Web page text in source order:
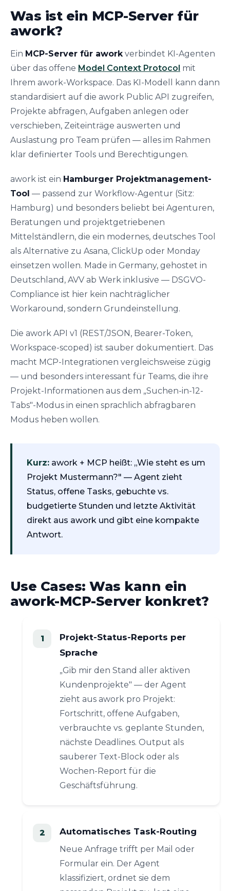
Was ist ein MCP-Server für
awork?
Ein MCP-Server für aworkverbindet KI-Agenten
über das offene Model Context Protocol mit
Ihrem awork-Workspace. Das KI-Modell kann dann
standardisiert auf die awork Public API zugreifen,
Projekte abfragen, Aufgaben anlegen oder
verschieben, Zeiteinträge auswerten und
Auslastung pro Team prüfen — alles im Rahmen
klar definierter Tools und Berechtigungen.
awork ist ein Hamburger Projektmanagement-
Tool — passend zur Workflow-Agentur (Sitz:
Hamburg) und besonders beliebt bei Agenturen,
Beratungen und projektgetriebenen
Mittelständlern, die ein modernes, deutsches Tool
als Alternative zu Asana, ClickUp oder Monday
einsetzen wollen. Made in Germany, gehostet in
Deutschland, AVV ab Werk inklusive — DSGVO-
Compliance ist hier kein nachträglicher
Workaround, sondern Grundeinstellung.
Die awork API v1 (REST/JSON, Bearer-Token,
Workspace-scoped) ist sauber dokumentiert. Das
macht MCP-Integrationen vergleichsweise zügig
— und besonders interessant für Teams, die ihre
Projekt-Informationen aus dem „Suchen-in-12-
Tabs"-Modus in einen sprachlich abfragbaren
Modus heben wollen.
Kurz: awork + MCP heißt: „Wie steht es um
Projekt Mustermann?" — Agent zieht
Status, offene Tasks, gebuchte vs.
budgetierte Stunden und letzte Aktivität
direkt aus awork und gibt eine kompakte
Antwort.
Use Cases: Was kann ein
awork-MCP-Server konkret?
Projekt-Status-Reports per
Sprache
„Gib mir den Stand aller aktiven
Kundenprojekte" — der Agent
zieht aus awork pro Projekt:
Fortschritt, offene Aufgaben,
verbrauchte vs. geplante Stunden,
nächste Deadlines. Output als
sauberer Text-Block oder als
Wochen-Report für die
Geschäftsführung.
Automatisches Task-Routing
Neue Anfrage trifft per Mail oder
Formular ein. Der Agent
klassifiziert, ordnet sie dem